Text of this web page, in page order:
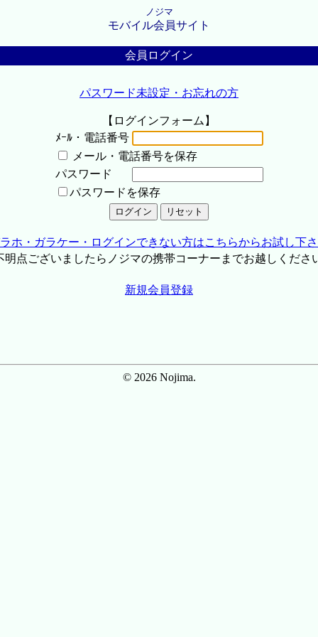
ノジマ
モバイル会員サイト
会員ログイン
パスワード未設定・お忘れの方
【ログインフォーム】
ﾒｰﾙ・電話番号
メール・電話番号を保存
パスワード
パスワードを保存
ホ・ガラケー・ログインできない方はこちらからお試し下
点ございましたらノジマの携帯コーナーまでお越しくださ
新規会員登録
© 2026 Nojima.